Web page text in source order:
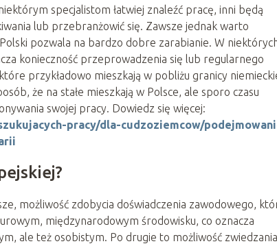
specjalistom łatwiej znaleźć pracę, inni będą
lub przebranżowić się. Zawsze jednak warto
pozwala na bardzo dobre zarabianie. W
konieczność przeprowadzenia się lub regularnego
przykładowo mieszkają w pobliżu granicy
że na stałe mieszkają w Polsce, ale sporo czasu
swojej pracy. Dowiedz się więcej:
pracy/dla-cudzoziemcow/
możliwość zdobycia doświadczenia zawodowego,
międzynarodowym środowisku, co oznacza
ale też osobistym. Po drugie to możliwość zwiedzania